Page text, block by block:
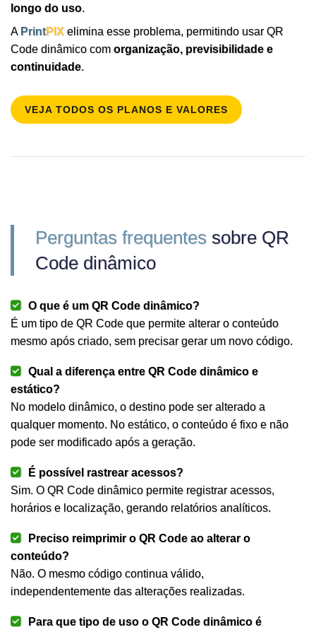
longo do uso.
A PrintPIX elimina esse problema, permitindo usar QR
Code dinâmico com organização, previsibilidade e
continuidade.
VEJA TODOS OS PLANOS E VALORES
Perguntas frequentes sobre QR
Code dinâmico
O que é um QR Code dinâmico?
É um tipo de QR Code que permite alterar o conteúdo
mesmo após criado, sem precisar gerar um novo código.
Qual a diferença entre QR Code dinâmico e
estático?
No modelo dinâmico, o destino pode ser alterado a
qualquer momento. No estático, o conteúdo é fixo e não
pode ser modificado após a geração.
É possível rastrear acessos?
Sim. O QR Code dinâmico permite registrar acessos,
horários e localização, gerando relatórios analíticos.
Preciso reimprimir o QR Code ao alterar o
conteúdo?
Não. O mesmo código continua válido,
independentemente das alterações realizadas.
Para que tipo de uso o QR Code dinâmico é